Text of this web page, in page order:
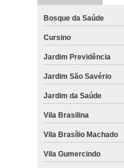
Bosque da Saúde
Cursino
Jardim Previdência
Jardim São Savério
Jardim da Saúde
Vila Brasilina
Vila Brasílio Machado
Vila Gumercindo